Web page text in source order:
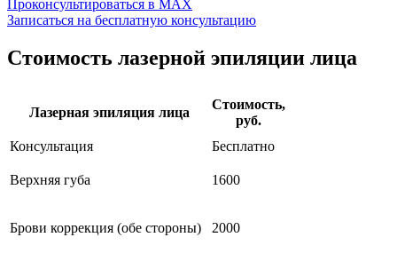
Проконсультироваться в MAX
Записаться на бесплатную консультацию
Стоимость лазерной эпиляции лица
Лазерная эпиляция лица
Стоимость,
руб.
Консультация
Бесплатно
Верхняя губа 1600
Брови коррекция (обе стороны) 2000